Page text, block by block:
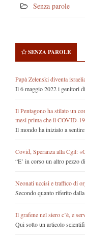
Senza parole
SENZA PAROLE
Papà Zelenski diventa
Il 6 maggio 2022 i genitori
Il Pentagono ha stilato un
mesi prima che il COVID-
Il mondo ha iniziato a
Covid, Speranza alla Cgil:
“E’ in corso un altro pezzo
Neonati uccisi e traffico di
Secondo quanto riferito
Il grafene nel siero c’è, e
Qui sotto un articolo